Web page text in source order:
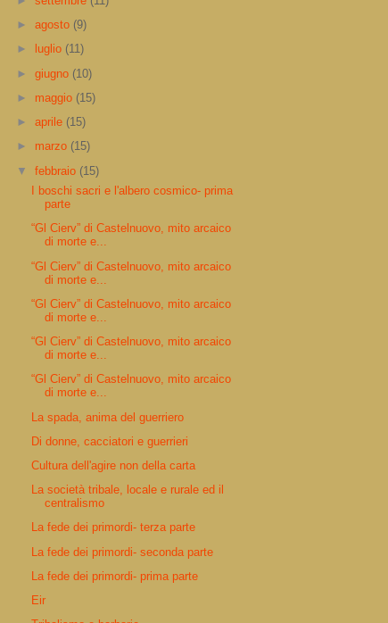
►agosto (9)
►
luglio (11)
►giugno (10)
► maggio (15)
►aprile (15)
► marzo (15)
▼febbraio (15)
I boschi sacri e l'albero cosmico- prima
parte
“Gl Cierv” di Castelnuovo, mito arcaico
di morte e...
“Gl Cierv” di Castelnuovo, mito arcaico
di morte e...
“Gl Cierv” di Castelnuovo, mito arcaico
di morte e...
“Gl Cierv” di Castelnuovo, mito arcaico
di morte e...
“Gl Cierv” di Castelnuovo, mito arcaico
di morte e...
La spada, anima del guerriero
Di donne, cacciatori e guerrieri
Cultura dell'agire non della carta
La società tribale, locale e rurale ed il
centralismo
La fede dei primordi- terza parte
La fede dei primordi- seconda parte
La fede dei primordi- prima parte
Eir